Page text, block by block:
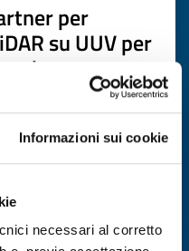
Informazioni sui cookie
necessari al corretto
per
su UUV per